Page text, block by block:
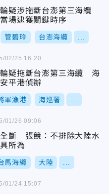
疑涉拖斷台澎第三海纜
場逮獲關鍵時序
管碧玲 台澎海纜
輪疑拖斷台澎第三海纜 海
平港偵辦
軍漁港 海巡署
02/25 16:20
斷 張競：不排除大陸水
所為
馬海纜 大陸
01/26 09:06
01/24 15:07